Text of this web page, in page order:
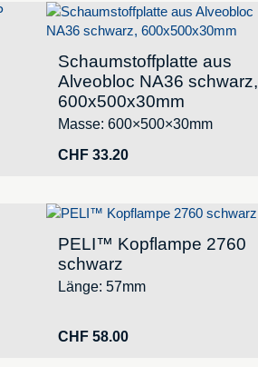
Schaumstoffplatte aus
Alveobloc NA36 schwarz,
600x500x30mm
Masse: 600×500×30mm
CHF 33.20
PELI™ Kopflampe 2760
schwarz
Länge: 57mm
CHF 58.00